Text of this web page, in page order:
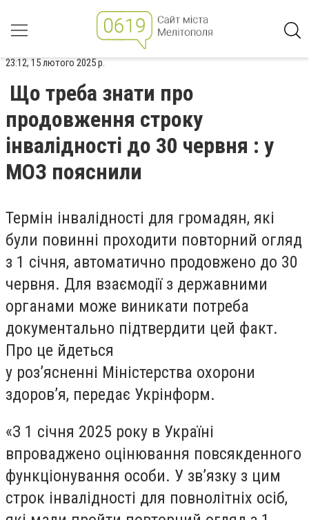
23:12, 15 лютого 2025 р.
Що треба знати про
продовження строку
інвалідності до 30 червня : у
МОЗ пояснили
Термін інвалідності для громадян, які
були повинні проходити повторний огляд
з 1 січня, автоматично продовжено до 30
червня. Для взаємодії з державними
органами може виникати потреба
документально підтвердити цей факт.
Про це йдеться
у розʼясненні Міністерства охорони
здоровʼя, передає Укрінформ.
«З 1 січня 2025 року в Україні
впроваджено оцінювання повсякденного
функціонування особи. У зв’язку з цим
строк інвалідності для повнолітніх осіб,